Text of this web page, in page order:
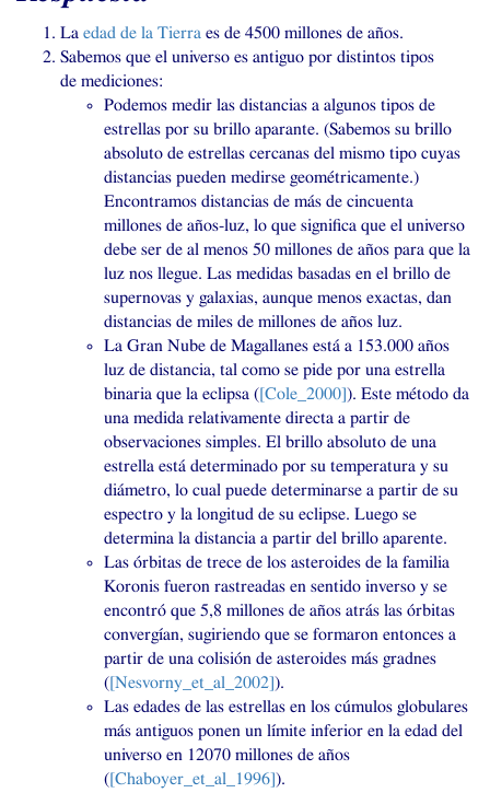
La edad de la Tierra es de 4500 millones de años.
Sabemos que el universo es antiguo por distintos tipos
de mediciones:
Podemos medir las distancias a algunos tipos de
estrellas por su brillo aparante. (Sabemos su brillo
absoluto de estrellas cercanas del mismo tipo cuyas
distancias pueden medirse geométricamente.)
Encontramos distancias de más de cincuenta
millones de años-luz, lo que significa que el universo
debe ser de al menos 50 millones de años para que la
luz nos llegue. Las medidas basadas en el brillo de
supernovas y galaxias, aunque menos exactas, dan
distancias de miles de millones de años luz.
La Gran Nube de Magallanes está a 153.000 años
luz de distancia, tal como se pide por una estrella
binaria que la eclipsa ([Cole_2000]). Este método da
una medida relativamente directa a partir de
observaciones simples. El brillo absoluto de una
estrella está determinado por su temperatura y su
diámetro, lo cual puede determinarse a partir de su
espectro y la longitud de su eclipse. Luego se
determina la distancia a partir del brillo aparente.
Las órbitas de trece de los asteroides de la familia
Koronis fueron rastreadas en sentido inverso y se
encontró que 5,8 millones de años atrás las órbitas
convergían, sugiriendo que se formaron entonces a
partir de una colisión de asteroides más gradnes
([Nesvorny_et_al_2002]).
Las edades de las estrellas en los cúmulos globulares
más antiguos ponen un límite inferior en la edad del
universo en 12070 millones de años
([Chaboyer_et_al_1996]).